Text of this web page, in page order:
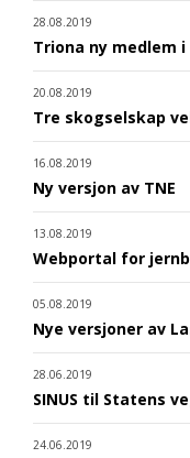
28.08.2019
Triona ny medlem i
20.08.2019
Tre skogselskap
16.08.2019
Ny versjon av TNE
13.08.2019
Webportal for
05.08.2019
Nye versjoner av
28.06.2019
SINUS til Statens
24.06.2019